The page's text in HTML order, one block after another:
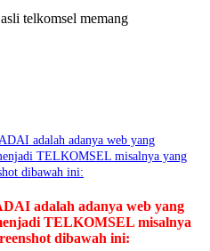
telkomsel memang
adalah adanya web yang
TELKOMSEL misalnya yang
dibawah ini:
adalah adanya web yang
TELKOMSEL misalnya
dibawah ini: